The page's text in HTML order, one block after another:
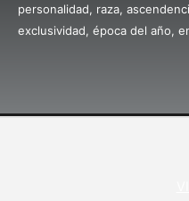
personalidad, raza,
exclusividad, época del año,